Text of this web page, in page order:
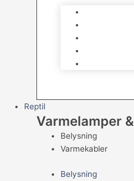
Reptil
Varmelamper
Belysning
Varmekabler
Belysning